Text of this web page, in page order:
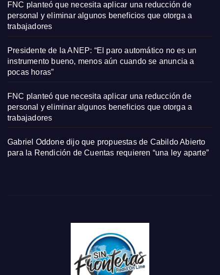
FNC planteó que necesita aplicar una reducción de
personal y eliminar algunos beneficios que otorga a
trabajadores
Presidente de la ANEP: “El paro automático no es un
instrumento bueno, menos aún cuando se anuncia a
pocas horas”
FNC planteó que necesita aplicar una reducción de
personal y eliminar algunos beneficios que otorga a
trabajadores
Gabriel Oddone dijo que propuestas de Cabildo Abierto
para la Rendición de Cuentas requieren “una ley aparte”